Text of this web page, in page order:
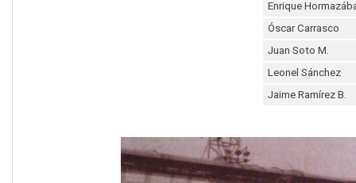
Enrique
Óscar Carrasco
Juan Soto M.
Leonel Sánchez
Jaime Ramírez B.